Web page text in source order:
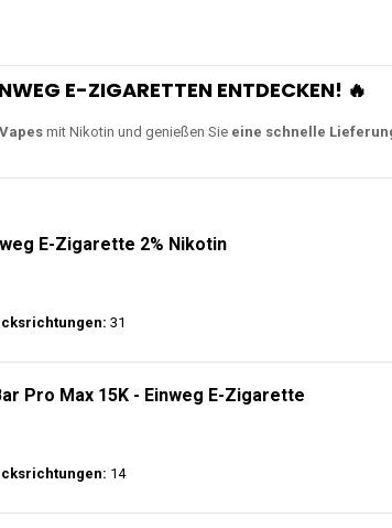
E-ZIGARETTEN ENTDECKEN! 🔥
mit Nikotin und genießen Sie eine schnelle
E-Zigarette 2% Nikotin
31
Pro Max 15K - Einweg E-Zigarette
14